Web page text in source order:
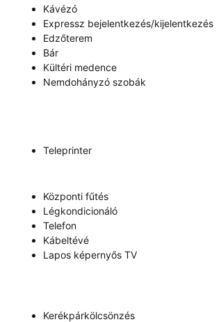
Kávézó
Expressz bejelentkezés/kijelentkezés
Edzőterem
Bár
Kültéri medence
Nemdohányzó szobák
Teleprinter
Központi fűtés
Légkondicionáló
Telefon
Kábeltévé
Lapos képernyős TV
Kerékpárkölcsönzés